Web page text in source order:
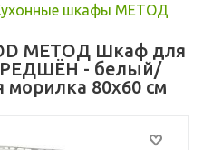
шкафы МЕТОД
МЕТОД Шкаф для
- белый/
80x60 см